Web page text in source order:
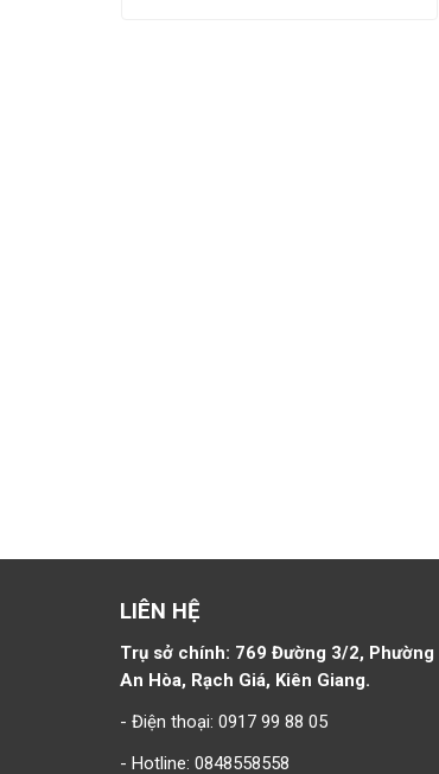
LIÊN HỆ
Trụ sở chính: 769 Đường 3/2, Phường
An Hòa, Rạch Giá, Kiên Giang.
- Điện thoại: 0917 99 88 05
- Hotline: 0848558558